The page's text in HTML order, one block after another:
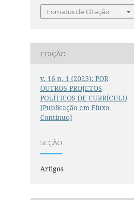
Fomatos de Citação
EDIÇÃO
v. 16 n. 1 (2023): POR
OUTROS PROJETOS
POLÍTICOS DE CURRÍCULO
[Publicação em Fluxo
Contínuo]
SEÇÃO
Artigos